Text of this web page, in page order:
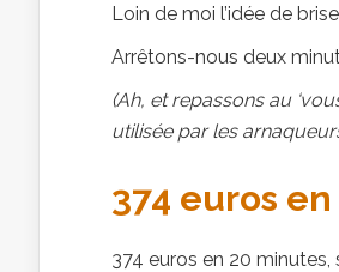
Loin de moi l’idée de
Arrêtons-nous deux
(Ah, et repassons au
utilisée par les
374 euros
374 euros en 20